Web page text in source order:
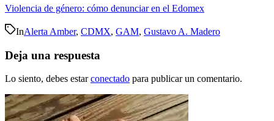
Violencia de género: cómo denunciar en el Edomex
InAlerta Amber, CDMX, GAM, Gustavo A. Madero
Deja una respuesta
Lo siento, debes estarconectado para publicar un comentario.